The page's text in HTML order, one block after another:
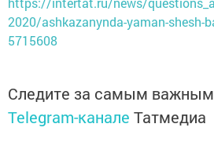
2020/ashkazanynda-yaman-shesh-
5715608
Следите за самым
Telegram-канале Татмедиа